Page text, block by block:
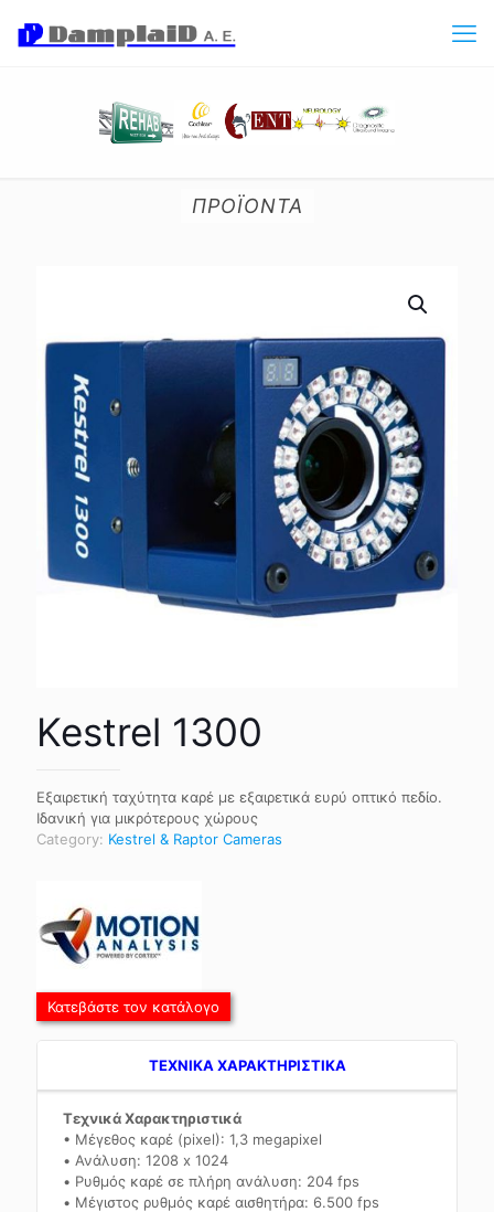
ΠΡΟΪΟΝΤΑ
Kestrel 1300
Εξαιρετική ταχύτητα καρέ με εξαιρετικά ευρύ οπτικό πεδίο.
Ιδανική για μικρότερους χώρους
Category: Kestrel & Raptor Cameras
Κατεβάστε τον κατάλογο
TEXNIKA ΧΑΡΑΚΤΗΡΙΣΤΙΚΑ
Τεχνικά Χαρακτηριστικά
• Μέγεθος καρέ (pixel): 1,3 megapixel
• Ανάλυση: 1208 x 1024
• Ρυθμός καρέ σε πλήρη ανάλυση: 204 fps
• Μέγιστος ρυθμός καρέ αισθητήρα: 6.500 fps